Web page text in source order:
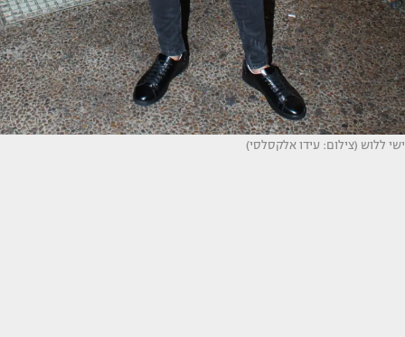
ישי ללוש (צילום: עידו אלקסלסי)